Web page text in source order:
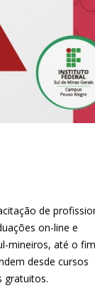
de
on-line e
mineiros, até o
desde cursos
gratuitos.